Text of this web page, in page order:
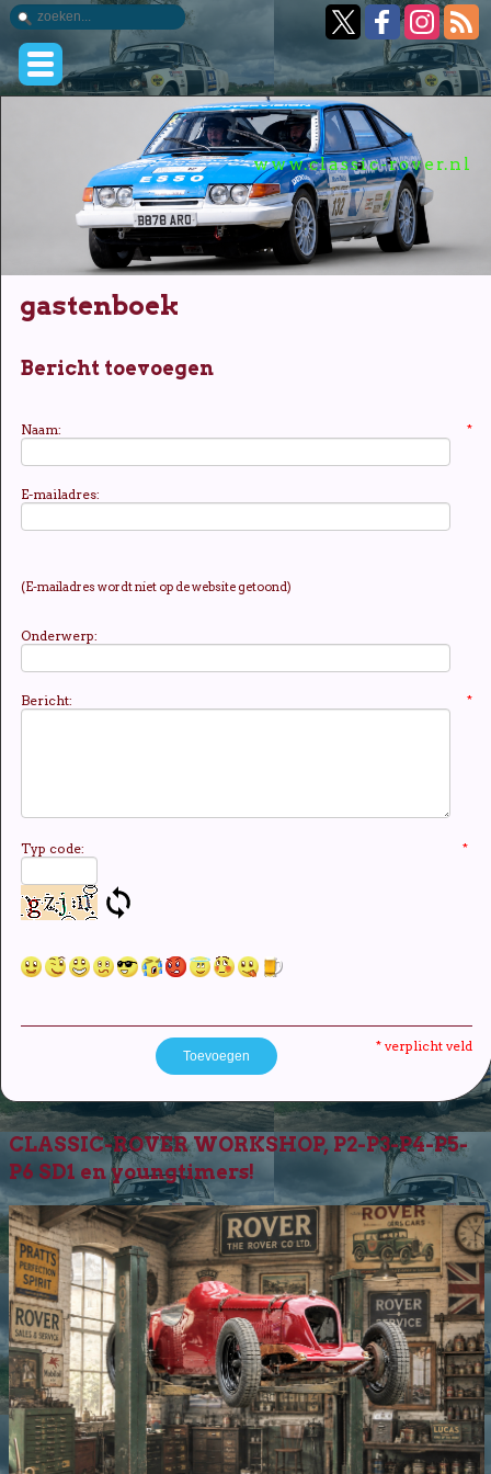
www.classic-rover.nl
gastenboek
Bericht toevoegen
Naam: *
E-mailadres:
(E-mailadres wordt niet op de website getoond)
Onderwerp:
Bericht: *
Typ code: *
* verplicht veld
CLASSIC-ROVER WORKSHOP, P2-P3-P4-P5-
P6 SD1 en youngtimers!